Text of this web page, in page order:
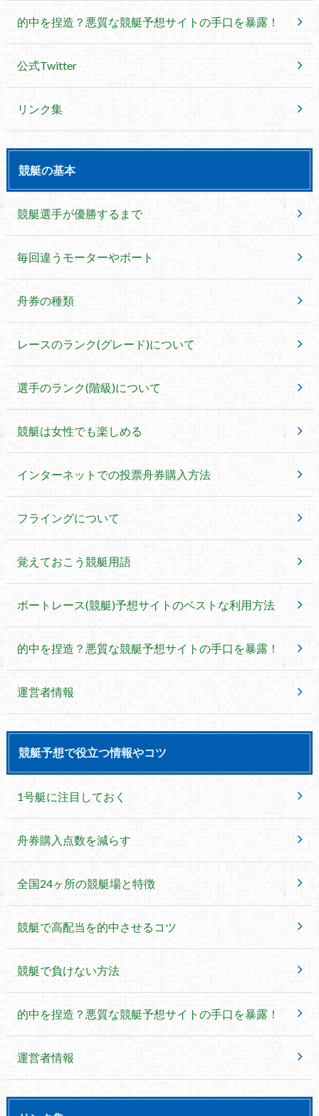
的中を捏造？悪質な競艇予想サイトの手口を暴露！
公式Twitter
リンク集
競艇の基本
競艇選手が優勝するまで
毎回違うモーターやボート
舟券の種類
レースのランク(グレード)について
選手のランク(階級)について
競艇は女性でも楽しめる
インターネットでの投票舟券購入方法
フライングについて
覚えておこう競艇用語
ボートレース(競艇)予想サイトのベストな利用方法
的中を捏造？悪質な競艇予想サイトの手口を暴露！
運営者情報
競艇予想で役立つ情報やコツ
1号艇に注目しておく
舟券購入点数を減らす
全国24ヶ所の競艇場と特徴
競艇で高配当を的中させるコツ
競艇で負けない方法
的中を捏造？悪質な競艇予想サイトの手口を暴露！
運営者情報